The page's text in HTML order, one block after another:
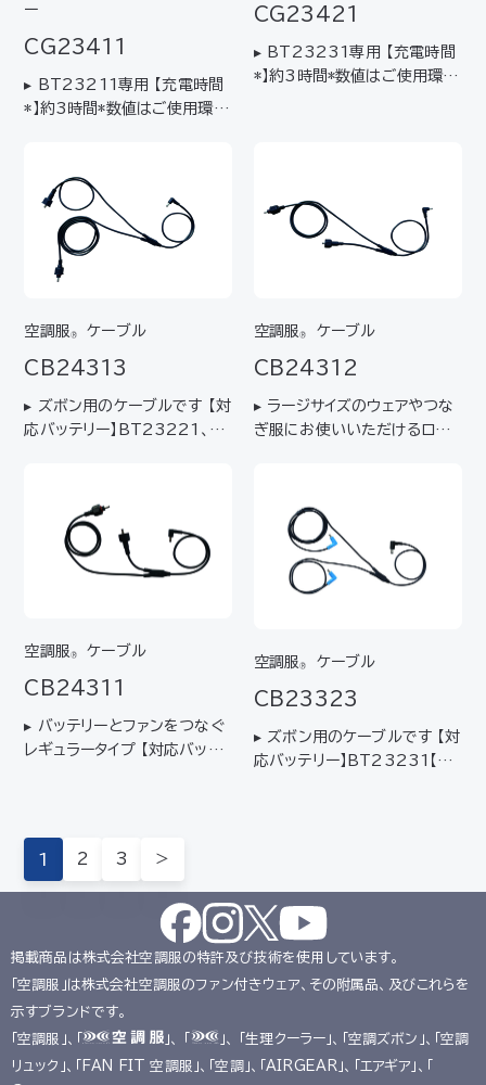
ー
CG23411
▸ BT23211専用 【充電時間
*】約3時間*数値はご使用環境
CG23421
▸ BT23231専用 【充電時間
*】約3時間*数値はご使用環境
空調服® ケーブル
CB24313
▸ ズボン用のケーブルです 【対
応バッテリー】BT23221、B
空調服® ケーブル
CB24312
▸ ラージサイズのウェアやつな
ぎ服にお使いいただけるロン
ア】6Lサイズ以上 / KU9240
0、KU92425、KU921…
空調服® ケーブル
CB24311
▸ バッテリーとファンをつなぐ
レギュラータイプ 【対応バッテ
空調服® ケーブル
CB23323
▸ ズボン用のケーブルです 【対
応バッテリー】BT23231【対
1 2 3 ＞
掲載商品は株式会社空調服の特許及び技術を使用しています。
「空調服」は株式会社空調服のファン付きウェア、その附属品、及びこれらを
示すブランドです。
「空調服」、「
」、 「
」、 「生理クーラー」、「空調ズボン」、「空調
リュック」、「FAN FIT 空調服」、「空調」、「AIRGEAR」、「エアギア」、「